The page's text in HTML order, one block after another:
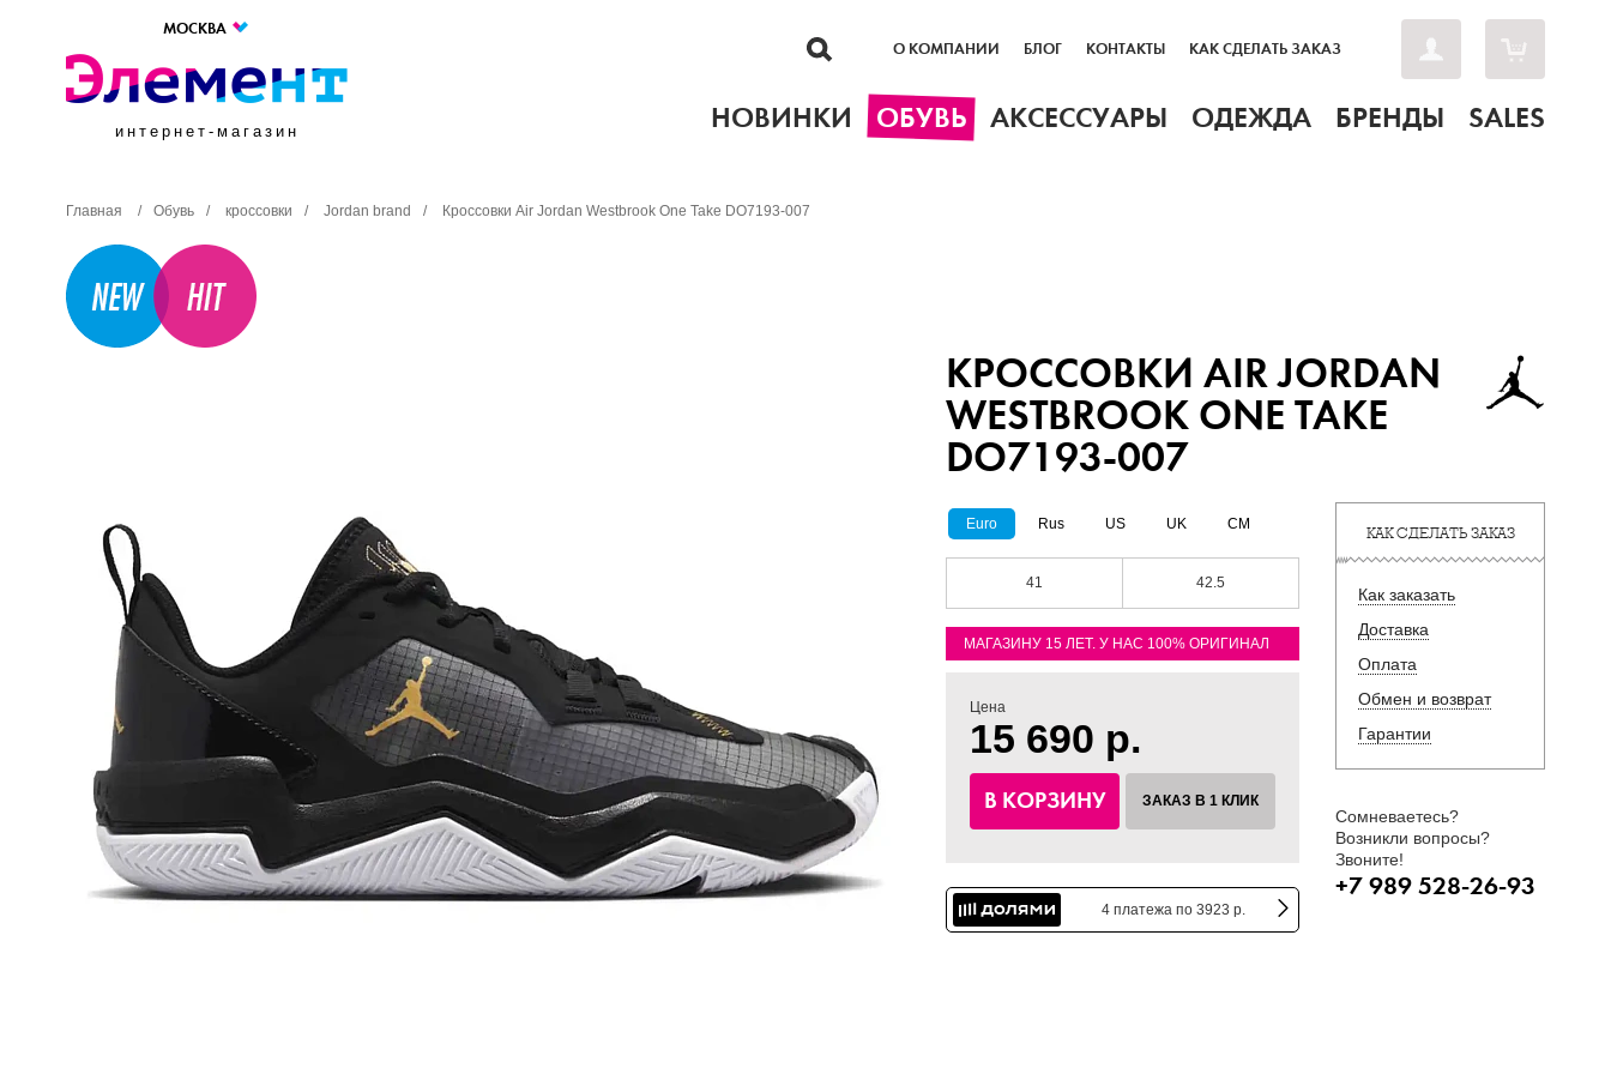
МОСКВА
интернет-магазин
О КОМПАНИИ БЛОГ КОНТАКТЫ КАК СДЕЛАТЬ ЗАКАЗ
НОВИНКИ ОБУВЬ АКСЕССУАРЫ ОДЕЖДА БРЕНДЫ SALES
Главная / Обувь / кроссовки / Jordan brand / Кроссовки Air Jordan Westbrook One Take DO7193-007
КРОССОВКИ AIR JORDAN
WESTBROOK ONE TAKE
DO7193-007
Euro Rus US UK CM
41 42.5
МАГАЗИНУ 15 ЛЕТ. У НАС 100% ОРИГИНАЛ
Цена
15 690 р.
В КОРЗИНУ ЗАКАЗ В 1 КЛИК
4 платежа по 3923 р.
КАК СДЕЛАТЬ ЗАКАЗ
Как заказать
Доставка
Оплата
Обмен и возврат
Гарантии
Сомневаетесь?
Возникли вопросы?
Звоните!
+7 989 528-26-93